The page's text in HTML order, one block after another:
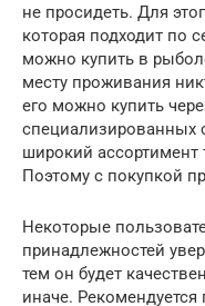
не просидеть. Для
которая подходит по
можно купить в
месту проживания
его можно купить
специализированных
широкий
Поэтому с покупкой
Некоторые
принадлежностей
тем он будет
иначе.